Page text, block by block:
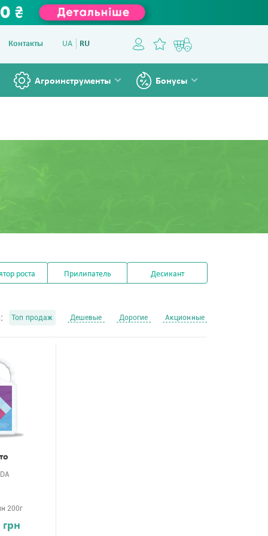
Контакты UA RU
Агроинструменты Бонусы
роста Прилипатель Десикант
Топ продаж Дешевые Дорогие Акционные
200г